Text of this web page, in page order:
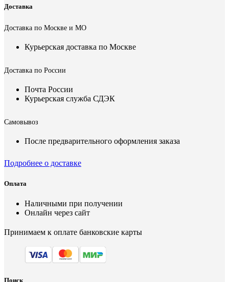
Доставка
Доставка по Москве и МО
Курьерская доставка по Москве
Доставка по России
Почта России
Курьерская служба СДЭК
Самовывоз
После предварительного оформления заказа
Подробнее о доставке
Оплата
Наличными при получении
Онлайн через сайт
Принимаем к оплате банковские карты
Поиск